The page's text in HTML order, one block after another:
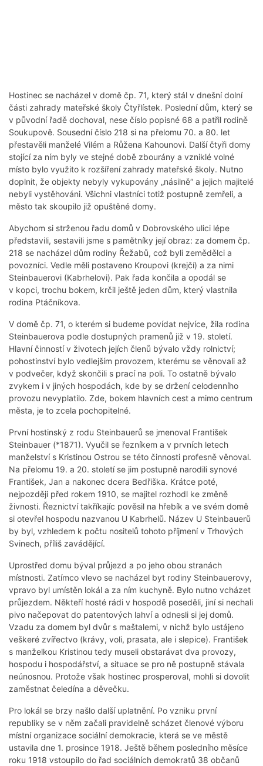
Hostinec se nacházel v domě čp. 71, který stál v dnešní dolní
části zahrady mateřské školy Čtyřlístek. Poslední dům, který se
v původní řadě dochoval, nese číslo popisné 68 a patřil rodině
Soukupově. Sousední číslo 218 si na přelomu 70. a 80. let
přestavěli manželé Vilém a Růžena Kahounovi. Další čtyři domy
stojící za ním byly ve stejné době zbourány a vzniklé volné
místo bylo využito k rozšíření zahrady mateřské školy. Nutno
doplnit, že objekty nebyly vykupovány „násilně“ a jejich majitelé
nebyli vystěhováni. Všichni vlastníci totiž postupně zemřeli, a
město tak skoupilo již opuštěné domy.
Abychom si strženou řadu domů v Dobrovského ulici lépe
představili, sestavili jsme s pamětníky její obraz: za domem čp.
218 se nacházel dům rodiny Řežabů, což byli zemědělci a
povozníci. Vedle měli postaveno Kroupovi (krejčí) a za nimi
Steinbauerovi (Kabrhelovi). Pak řada končila a opodál se
v kopci, trochu bokem, krčil ještě jeden dům, který vlastnila
rodina Ptáčníkova.
V domě čp. 71, o kterém si budeme povídat nejvíce, žila rodina
Steinbauerova podle dostupných pramenů již v 19. století.
Hlavní činností v životech jejích členů bývalo vždy rolnictví;
pohostinství bylo vedlejším provozem, kterému se věnovali až
v podvečer, když skončili s prací na poli. To ostatně bývalo
zvykem i v jiných hospodách, kde by se držení celodenního
provozu nevyplatilo. Zde, bokem hlavních cest a mimo centrum
města, je to zcela pochopitelné.
První hostinský z rodu Steinbauerů se jmenoval František
Steinbauer (*1871). Vyučil se řezníkem a v prvních letech
manželství s Kristinou Ostrou se této činnosti profesně věnoval.
Na přelomu 19. a 20. století se jim postupně narodili synové
František, Jan a nakonec dcera Bedřiška. Krátce poté,
nejpozději před rokem 1910, se majitel rozhodl ke změně
živnosti. Řeznictví takříkajíc pověsil na hřebík a ve svém domě
si otevřel hospodu nazvanou U Kabrhelů. Název U Steinbauerů
by byl, vzhledem k počtu nositelů tohoto příjmení v Trhových
Svinech, příliš zavádějící.
Uprostřed domu býval průjezd a po jeho obou stranách
místnosti. Zatímco vlevo se nacházel byt rodiny Steinbauerovy,
vpravo byl umístěn lokál a za ním kuchyně. Bylo nutno vcházet
průjezdem. Někteří hosté rádi v hospodě poseděli, jiní si nechali
pivo načepovat do patentových lahví a odnesli si jej domů.
Vzadu za domem byl dvůr s maštalemi, v nichž bylo ustájeno
veškeré zvířectvo (krávy, voli, prasata, ale i slepice). František
s manželkou Kristinou tedy museli obstarávat dva provozy,
hospodu i hospodářství, a situace se pro ně postupně stávala
neúnosnou. Protože však hostinec prosperoval, mohli si dovolit
zaměstnat čeledína a děvečku.
Pro lokál se brzy našlo další uplatnění. Po vzniku první
republiky se v něm začali pravidelně scházet členové výboru
místní organizace sociální demokracie, která se ve městě
ustavila dne 1. prosince 1918. Ještě během posledního měsíce
roku 1918 vstoupilo do řad sociálních demokratů 38 občanů